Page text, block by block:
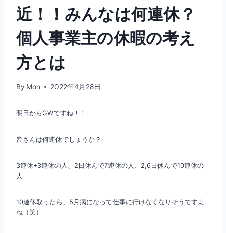
近！！みんなは何連休？
個人事業主の休暇の考え
方とは
By Mon 2022年4月28日
明日からGWですね！！
皆さんは何連休でしょうか？
3連休+3連休の人、2日休んで7連休の人、2,6日休んで10連休の
人
10連休取ったら、5月病になって仕事に行けなくなりそうですよ
ね（笑）